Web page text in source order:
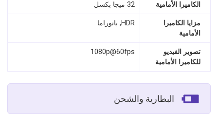
الكاميرا الأمامية 32 ميجا بكسل
مزايا الكاميرا
الأمامية
HDR, بانوراما
تصوير الفيديو
للكاميرا الأمامية
1080p@60fps
البطارية والشحن